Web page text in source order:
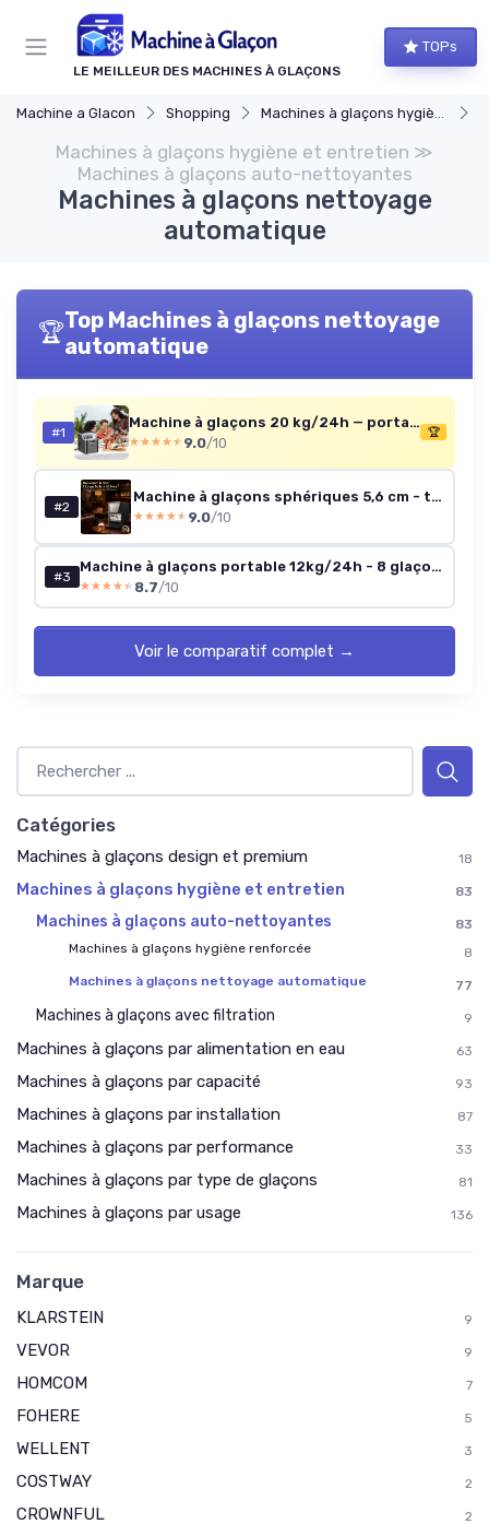
LE MEILLEUR DES MACHINES À GLAÇONS
TOPs
Machine a Glacon Shopping Machines à glaçons hygiène et entretien
Machines à glaçons hygiène et entretien ≫
Machines à glaçons auto-nettoyantes
Machines à glaçons nettoyage
automatique
🏆Top Machines à glaçons nettoyage
automatique
#1
Machine à glaçons 20 kg/24h — portable et autonettoyante (noir)
★★★★★
★★★★★ 9.0/10
🏆
#2
Machine à glaçons sphériques 5,6 cm - transparents, autonettoyante
★★★★★
★★★★★ 9.0/10
#3
Machine à glaçons portable 12kg/24h - 8 glaçons en 6 min - Auto-nettoyage
★★★★★
★★★★★ 8.7/10
Voir le comparatif complet →
Catégories
Machines à glaçons design et premium 18
Machines à glaçons hygiène et entretien 83
Machines à glaçons auto-nettoyantes
83
Machines à glaçons hygiène renforcée
8
Machines à glaçons nettoyage automatique
77
Machines à glaçons avec filtration 9
Machines à glaçons par alimentation en eau 63
Machines à glaçons par capacité 93
Machines à glaçons par installation 87
Machines à glaçons par performance 33
Machines à glaçons par type de glaçons 81
Machines à glaçons par usage 136
Marque
KLARSTEIN 9
VEVOR 9
HOMCOM 7
FOHERE 5
WELLENT 3
COSTWAY 2
CROWNFUL 2
Panneau de gestion des cookies